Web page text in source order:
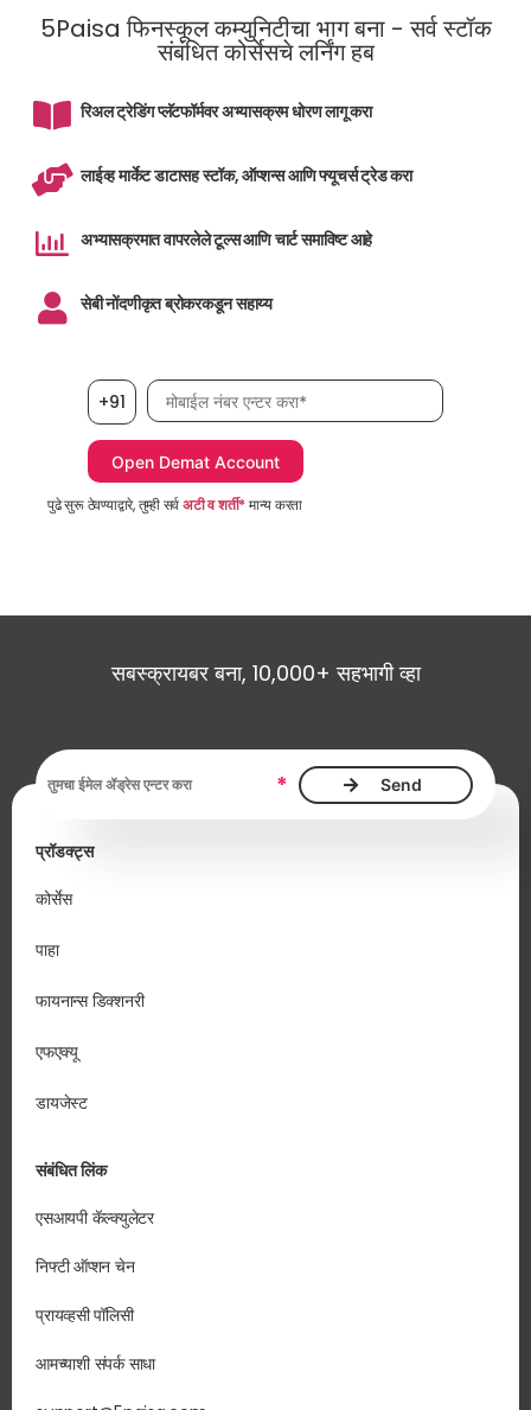
5Paisa फिनस्कूल कम्युनिटीचा भाग बना - सर्व स्टॉक
संबंधित कोर्सेसचे लर्निंग हब
रिअल ट्रेडिंग प्लॅटफॉर्मवर अभ्यासक्रम धोरण लागू करा
लाईव्ह मार्केट डाटासह स्टॉक, ऑप्शन्स आणि फ्यूचर्स ट्रेड करा
अभ्यासक्रमात वापरलेले टूल्स आणि चार्ट समाविष्ट आहे
सेबी नोंदणीकृत ब्रोकरकडून सहाय्य
+91 मोबाईल नंबर, आवश्यक
पुढे सुरू ठेवण्याद्वारे, तुम्ही सर्वअटी व शर्ती*मान्य करता
सबस्क्रायबर बना, 10,000+ सहभागी व्हा
ईमेल ॲड्रेस, आवश्यक *
प्रॉडक्ट्स
कोर्सेस
पाहा
फायनान्स डिक्शनरी
एफएक्यू
डायजेस्ट
संबंधित लिंक
एसआयपी कॅल्क्युलेटर
निफ्टी ऑप्शन चेन
प्रायव्हसी पॉलिसी
आमच्याशी संपर्क साधा